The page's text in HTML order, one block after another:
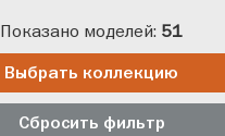
Показано моделей: 51
Сбросить фильтр
Выбрать коллекцию